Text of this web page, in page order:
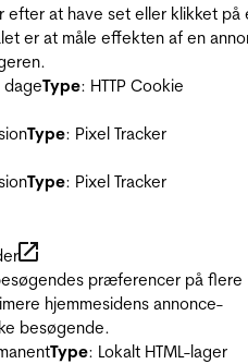
efter at have set eller klikket på
er at måle effekten af en
Type: HTTP Cookie
Type: Pixel Tracker
Type: Pixel Tracker
præferencer på flere
hjemmesidens annonce-
besøgende.
Type: Lokalt HTML-lager